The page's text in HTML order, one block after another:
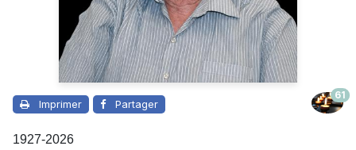
Imprimer Partager
61
1927-2026